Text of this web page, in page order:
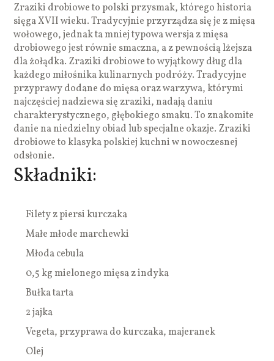
Zraziki drobiowe to polski przysmak, którego historia
sięga XVII wieku. Tradycyjnie przyrządza się je z mięsa
wołowego, jednak ta mniej typowa wersja z mięsa
drobiowego jest równie smaczna, a z pewnością lżejsza
dla żołądka. Zraziki drobiowe to wyjątkowy dług dla
każdego miłośnika kulinarnych podróży. Tradycyjne
przyprawy dodane do mięsa oraz warzywa, którymi
najczęściej nadziewa się zraziki, nadają daniu
charakterystycznego, głębokiego smaku. To znakomite
danie na niedzielny obiad lub specjalne okazje. Zraziki
drobiowe to klasyka polskiej kuchni w nowoczesnej
odsłonie.
Składniki:
Filety z piersi kurczaka
Małe młode marchewki
Młoda cebula
0,5 kg mielonego mięsa z indyka
Bułka tarta
2 jajka
Vegeta, przyprawa do kurczaka, majeranek
Olej